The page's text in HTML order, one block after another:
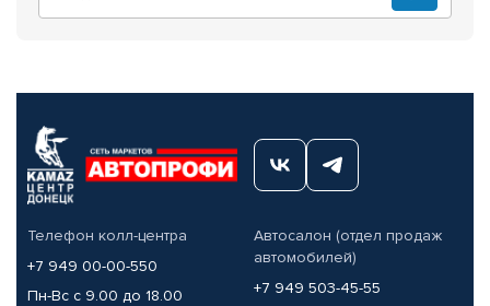
Телефон колл-центра
+7 949 00-00-550
Пн-Вс с 9.00 до 18.00
Автосалон (отдел продаж
автомобилей)
+7 949 503-45-55